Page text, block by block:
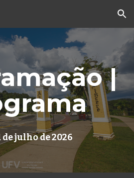
Skip to navigation
|
de julho de 2026